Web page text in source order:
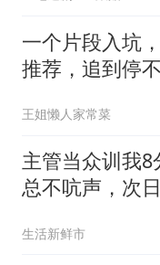
一个片段入坑
推荐，追到停
王姐懒人家常菜
主管当众训我8
总不吭声，次
生活新鲜市